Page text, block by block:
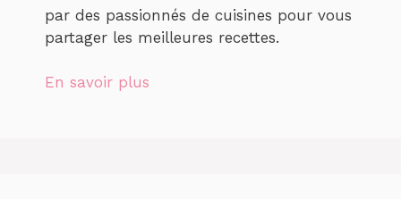
par des passionnés de cuisines pour vous
partager les meilleures recettes.
En savoir plus